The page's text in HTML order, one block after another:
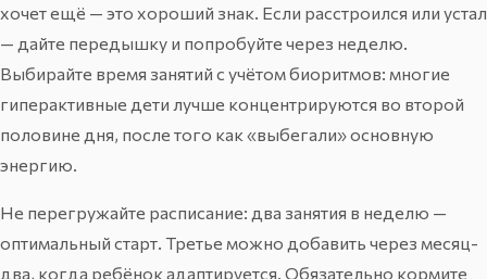
хочет ещё — это хороший знак. Если расстроился или устал
— дайте передышку и попробуйте через неделю.
Выбирайте время занятий с учётом биоритмов: многие
гиперактивные дети лучше концентрируются во второй
половине дня, после того как «выбегали» основную
энергию.
Не перегружайте расписание: два занятия в неделю —
оптимальный старт. Третье можно добавить через месяц-
два, когда ребёнок адаптируется. Обязательно кормите